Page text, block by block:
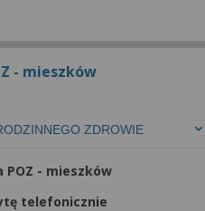
- mieszków
ZDROWIE
POZ - mieszków
telefonicznie